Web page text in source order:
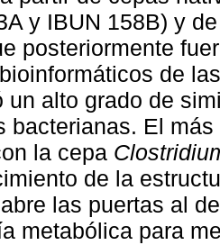
y IBUN 158B) y
posteriormente
de
un alto grado de
bacterianas. El
la cepa
de la
las puertas al
metabólica para